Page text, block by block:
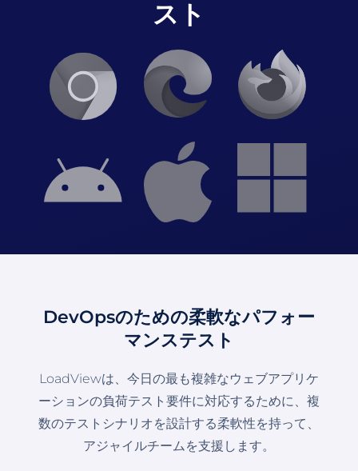
スト
DevOpsのための柔軟なパフォー
マンステスト
LoadViewは、今日の最も複雑なウェブアプリケ
ーションの負荷テスト要件に対応するために、複
数のテストシナリオを設計する柔軟性を持って、
アジャイルチームを支援します。